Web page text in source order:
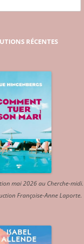
RÉCENTES
mai 2026 au Cherche-midi.
Françoise-Anne Laporte.